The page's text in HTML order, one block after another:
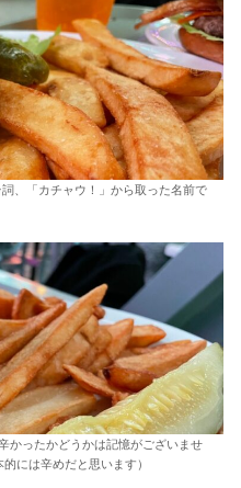
、「カチャウ！」から取った名前で
かったかどうかは記憶がございませ
には辛めだと思います）